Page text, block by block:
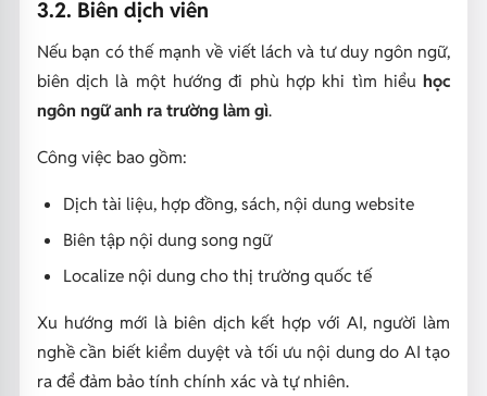
3.2. Biên dịch viên
Nếu bạn có thế mạnh về viết lách và tư duy ngôn ngữ,
biên dịch là một hướng đi phù hợp khi tìm hiểuhọc
ngôn ngữ anh ra trường làm gì.
Công việc bao gồm:
Dịch tài liệu, hợp đồng, sách, nội dung website
Biên tập nội dung song ngữ
Localize nội dung cho thị trường quốc tế
Xu hướng mới là biên dịch kết hợp với AI, người làm
nghề cần biết kiểm duyệt và tối ưu nội dung do AI tạo
ra để đảm bảo tính chính xác và tự nhiên.